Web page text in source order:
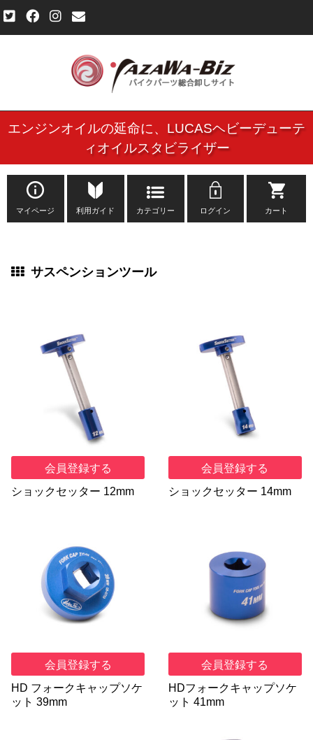
ご利用規約
個人情報保護方針
よくある質問
お問い合わせ
エンジンオイルの延命に、 LUCASヘビーデューテ
ィオイルスタビライザー
マイページ 利用ガイド カテゴリー ログイン カート
サスペンションツール
会員登録する
ショックセッター 12mm
会員登録する
ショックセッター 14mm
会員登録する
HD フォークキャップソケ
ット 39mm
会員登録する
HDフォークキャップソケ
ット 41mm